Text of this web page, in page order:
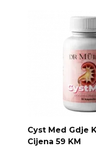
Cyst Med Gdje
Cijena 59 KM